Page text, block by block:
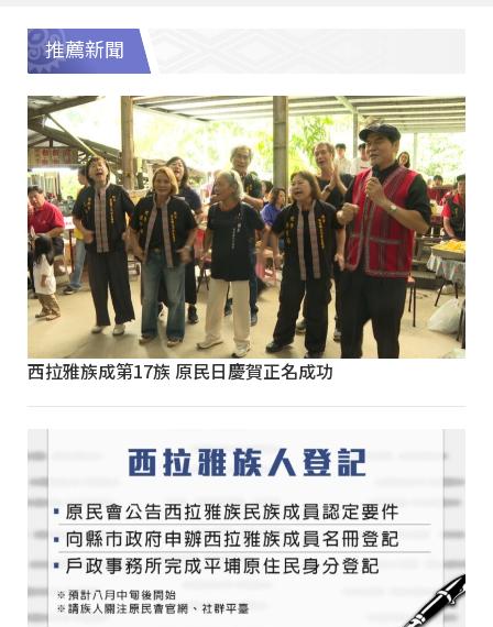
推薦新聞
西拉雅族成第17族 原民日慶賀正名成功